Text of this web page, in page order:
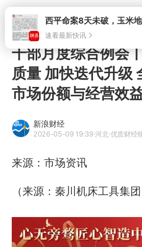
速看最新快讯
干部月度综合例会
质量 加快迭代升级
市场份额与经营效
新浪财经
2026-05-09 19:39·河北·优质财经领
来源：市场资讯
（来源：秦川机床工具集团